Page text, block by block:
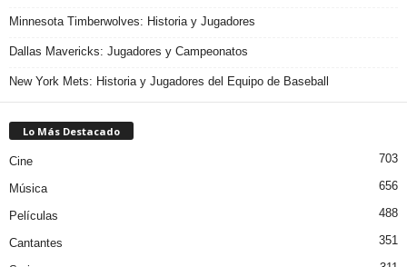
Minnesota Timberwolves: Historia y Jugadores
Dallas Mavericks: Jugadores y Campeonatos
New York Mets: Historia y Jugadores del Equipo de Baseball
Lo Más Destacado
Cine 703
Música 656
Películas 488
Cantantes 351